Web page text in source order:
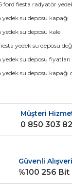
eksik bilgiler
Gönder
ford fiesta radyatör
yedek su deposu kapağı
yedek su deposu kale
yedek su deposu
yedek su deposu fiyatları
yedek su deposu kapağı
Müşteri
0 850 303
Güvenli
%100 256 Bit